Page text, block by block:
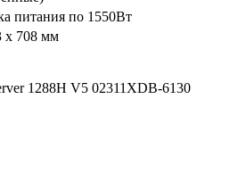
питания по 1550Вт
x 708 мм
1288H V5 02311XDB-6130